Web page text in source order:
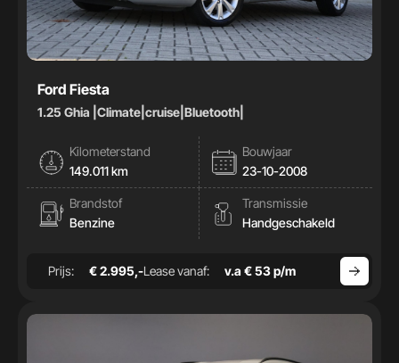
Ford Fiesta
1.25 Ghia |Climate|cruise|Bluetooth|
Kilometerstand
149.011 km
Bouwjaar
23-10-2008
Brandstof
Benzine
Transmissie
Handgeschakeld
Prijs: € 2.995,-Lease vanaf: v.a € 53 p/m